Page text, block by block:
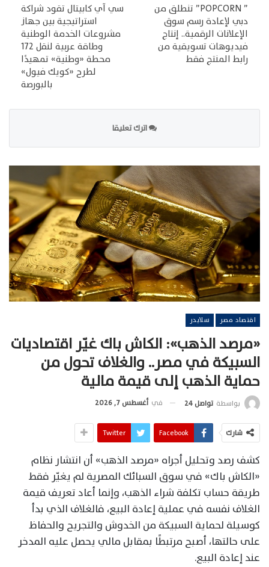
” POPCORN” تنطلق من
دبي لإعادة رسم سوق
الإعلانات الرقمية.. إنتاج
فيديوهات تسويقية من
رابط المنتج فقط
سي آي كابيتال تقود شراكة
استراتيجية بين جهاز
مشروعات الخدمة الوطنية
وطاقة عربية لنقل 172
محطة «وطنية» تمهيدًا
لطرح «كويك فيول»
بالبورصة
اترك تعليقا
اقتصاد مصر سلايدر
«مرصد الذهب»: الكاش باك غيّر اقتصاديات
السبيكة في مصر.. والغلاف تحول من
حماية الذهب إلى قيمة مالية
بواسطة تواصل 24 في أغسطس 7, 2026
شارك Facebook
Twitter
كشف رصد وتحليل أجراه «مرصد الذهب» أن انتشار نظام
«الكاش باك» في سوق السبائك المصرية لم يغيّر فقط
طريقة حساب تكلفة شراء الذهب، وإنما أعاد تعريف قيمة
الغلاف نفسه في عملية إعادة البيع، فالغلاف الذي بدأ
كوسيلة لحماية السبيكة من الخدوش والتجريح والحفاظ
على حالتها، أصبح مرتبطًا بمقابل مالي يحصل عليه المدخر
عند إعادة البيع.